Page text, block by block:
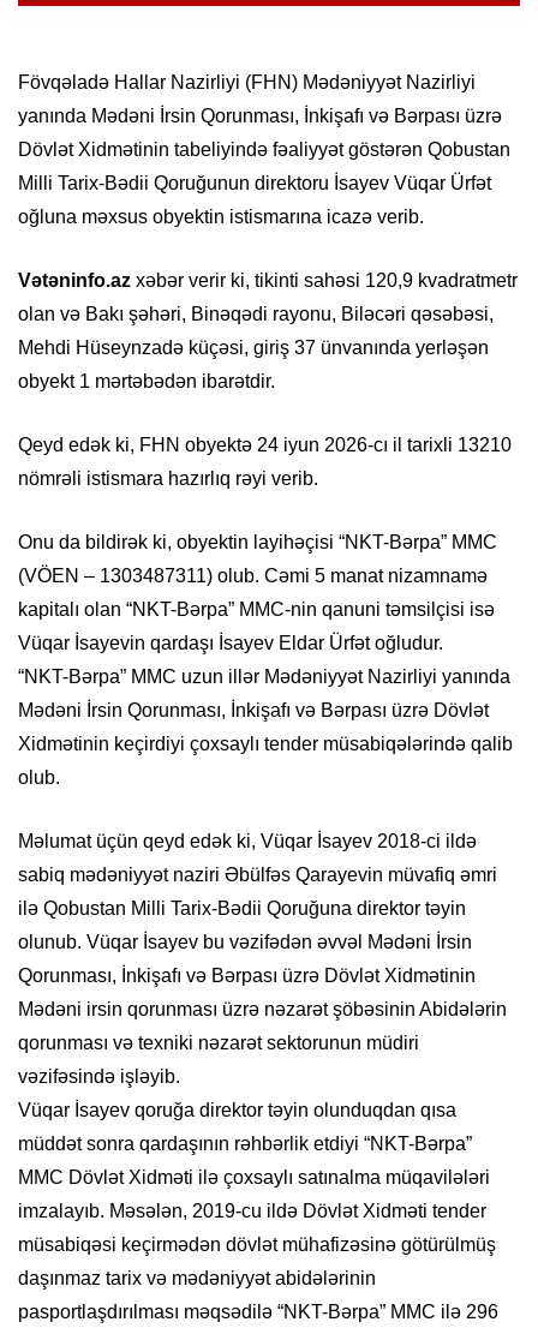
Fövqəladə Hallar Nazirliyi (FHN) Mədəniyyət Nazirliyi
yanında Mədəni İrsin Qorunması, İnkişafı və Bərpası üzrə
Dövlət Xidmətinin tabeliyində fəaliyyət göstərən Qobustan
Milli Tarix-Bədii Qoruğunun direktoru İsayev Vüqar Ürfət
oğluna məxsus obyektin istismarına icazə verib.
Vətəninfo.az xəbər verir ki, tikinti sahəsi 120,9 kvadratmetr
olan və Bakı şəhəri, Binəqədi rayonu, Biləcəri qəsəbəsi,
Mehdi Hüseynzadə küçəsi, giriş 37 ünvanında yerləşən
obyekt 1 mərtəbədən ibarətdir.
Qeyd edək ki, FHN obyektə 24 iyun 2026-cı il tarixli 13210
nömrəli istismara hazırlıq rəyi verib.
Onu da bildirək ki, obyektin layihəçisi “NKT-Bərpa” MMC
(VÖEN – 1303487311) olub. Cəmi 5 manat nizamnamə
kapitalı olan “NKT-Bərpa” MMC-nin qanuni təmsilçisi isə
Vüqar İsayevin qardaşı İsayev Eldar Ürfət oğludur.
“NKT-Bərpa” MMC uzun illər Mədəniyyət Nazirliyi yanında
Mədəni İrsin Qorunması, İnkişafı və Bərpası üzrə Dövlət
Xidmətinin keçirdiyi çoxsaylı tender müsabiqələrində qalib
olub.
Məlumat üçün qeyd edək ki, Vüqar İsayev 2018-ci ildə
sabiq mədəniyyət naziri Əbülfəs Qarayevin müvafiq əmri
ilə Qobustan Milli Tarix-Bədii Qoruğuna direktor təyin
olunub. Vüqar İsayev bu vəzifədən əvvəl Mədəni İrsin
Qorunması, İnkişafı və Bərpası üzrə Dövlət Xidmətinin
Mədəni irsin qorunması üzrə nəzarət şöbəsinin Abidələrin
qorunması və texniki nəzarət sektorunun müdiri
vəzifəsində işləyib.
Vüqar İsayev qoruğa direktor təyin olunduqdan qısa
müddət sonra qardaşının rəhbərlik etdiyi “NKT-Bərpa”
MMC Dövlət Xidməti ilə çoxsaylı satınalma müqavilələri
imzalayıb. Məsələn, 2019-cu ildə Dövlət Xidməti tender
müsabiqəsi keçirmədən dövlət mühafizəsinə götürülmüş
daşınmaz tarix və mədəniyyət abidələrinin
pasportlaşdırılması məqsədilə “NKT-Bərpa” MMC ilə 296